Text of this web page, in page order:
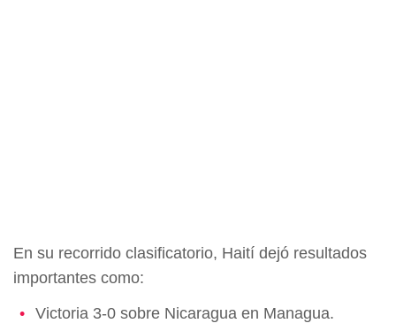
En su recorrido clasificatorio, Haití dejó resultados
importantes como:
Victoria 3-0 sobre Nicaragua en Managua.